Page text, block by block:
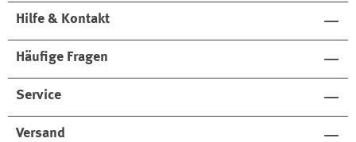
Hilfe & Kontakt
Häufige Fragen
Service
Versand